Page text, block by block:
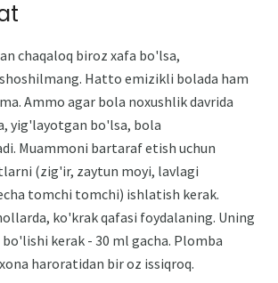
chaqaloq biroz xafa bo'lsa,
Hatto emizikli bolada ham
Ammo agar bola noxushlik davrida
yig'layotgan bo'lsa, bola
Muammoni bartaraf etish uchun
(zig'ir, zaytun moyi, lavlagi
tomchi tomchi) ishlatish kerak.
ko'krak qafasi foydalaning. Uning
kerak - 30 ml gacha. Plomba
haroratidan bir oz issiqroq.